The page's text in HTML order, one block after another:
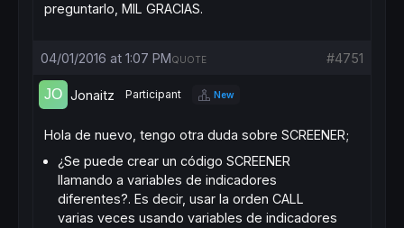
preguntarlo, MIL GRACIAS.
04/01/2016 at 1:07 PM #4751
QUOTE
Jonaitz Participant New
Hola de nuevo, tengo otra duda sobre SCREENER;
¿Se puede crear un código SCREENER
llamando a variables de indicadores
diferentes?. Es decir, usar la orden CALL
varias veces usando variables de indicadores